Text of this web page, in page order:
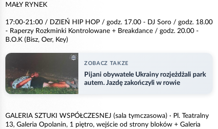
MAŁY RYNEK
17:00-21:00 / DZIEŃ HIP HOP / godz. 17.00 - DJ Soro / godz. 18.00
- Raperzy Rozkminki Kontrolowane + Breakdance / godz. 20.00 -
B.O.K (Bisz, Oer, Key)
ZOBACZ TAKZE
Pijani obywatele Ukrainy rozjeżdżali park
autem. Jazdę zakończyli w rowie
GALERIA SZTUKI WSPÓŁCZESNEJ (sala tymczasowa) · Pl. Teatralny
13, Galeria Opolanin, 1 piętro, wejście od strony bloków + Galeria